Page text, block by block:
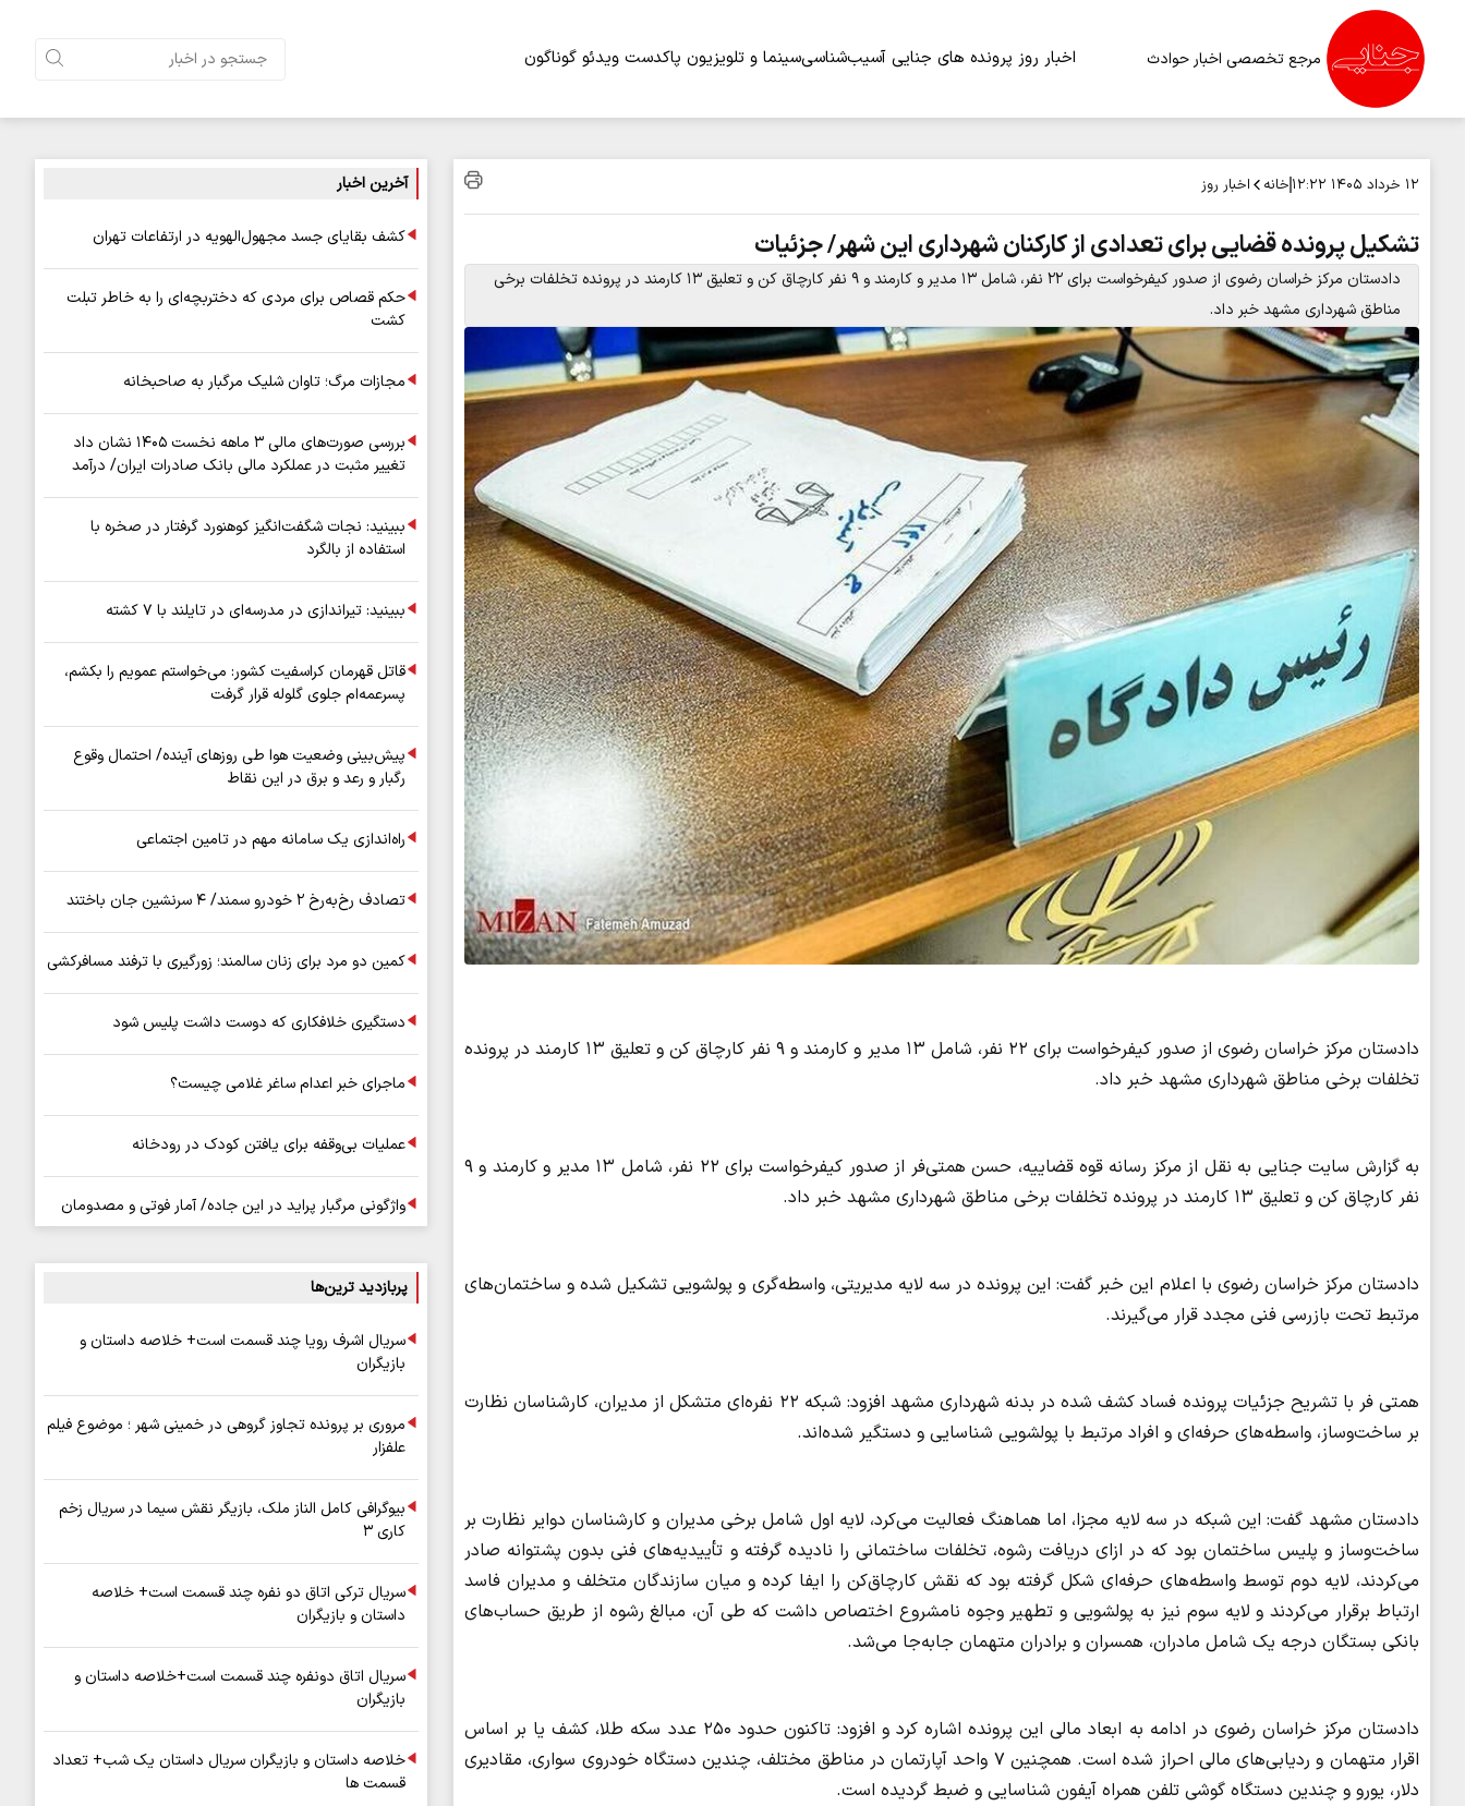
مرجع تخصصی اخبار حوادث اخبار روز پرونده های جنایی آسیب‌شناسیسینما و تلویزیون پاکدست ویدئو گوناگون
۱۲ خرداد ۱۴۰۵ ۱۲:۲۲ خانه اخبار روز
تشکیل پرونده قضایی برای تعدادی از کارکنان شهرداری این شهر/ جزئیات
دادستان مرکز خراسان رضوی از صدور کیفرخواست برای ۲۲ نفر، شامل ۱۳ مدیر و کارمند و ۹ نفر کارچاق کن و تعلیق ۱۳ کارمند در پرونده تخلفات برخی
مناطق شهرداری مشهد خبر داد.
دادستان مرکز خراسان رضوی از صدور کیفرخواست برای ۲۲ نفر، شامل ۱۳ مدیر و کارمند و ۹ نفر کارچاق کن و تعلیق ۱۳ کارمند در پرونده
تخلفات برخی مناطق شهرداری مشهد خبر داد.
به گزارش سایت جنایی به نقل از مرکز رسانه قوه قضاییه، حسن همتی‌فر از صدور کیفرخواست برای ۲۲ نفر، شامل ۱۳ مدیر و کارمند و ۹
نفر کارچاق کن و تعلیق ۱۳ کارمند در پرونده تخلفات برخی مناطق شهرداری مشهد خبر داد.
دادستان مرکز خراسان رضوی با اعلام این خبر گفت: این پرونده در سه لایه مدیریتی، واسطه‌گری و پولشویی تشکیل شده و ساختمان‌های
مرتبط تحت بازرسی فنی مجدد قرار می‌گیرند.
همتی فر با تشریح جزئیات پرونده فساد کشف شده در بدنه شهرداری مشهد افزود: شبکه ۲۲ نفره‌ای متشکل از مدیران، کارشناسان نظارت
بر ساخت‌وساز، واسطه‌های حرفه‌ای و افراد مرتبط با پولشویی شناسایی و دستگیر شده‌اند.
دادستان مشهد گفت: این شبکه در سه لایه مجزا، اما هماهنگ فعالیت می‌کرد، لایه اول شامل برخی مدیران و کارشناسان دوایر نظارت بر
ساخت‌وساز و پلیس ساختمان بود که در ازای دریافت رشوه، تخلفات ساختمانی را نادیده گرفته و تأییدیه‌های فنی بدون پشتوانه صادر
می‌کردند، لایه دوم توسط واسطه‌های حرفه‌ای شکل گرفته بود که نقش کارچاق‌کن را ایفا کرده و میان سازندگان متخلف و مدیران فاسد
ارتباط برقرار می‌کردند و لایه سوم نیز به پولشویی و تطهیر وجوه نامشروع اختصاص داشت که طی آن، مبالغ رشوه از طریق حساب‌های
بانکی بستگان درجه یک شامل مادران، همسران و برادران متهمان جابه‌جا می‌شد.
دادستان مرکز خراسان رضوی در ادامه به ابعاد مالی این پرونده اشاره کرد و افزود: تاکنون حدود ۲۵۰ عدد سکه طلا، کشف یا بر اساس
اقرار متهمان و ردیابی‌های مالی احراز شده است. همچنین ۷ واحد آپارتمان در مناطق مختلف، چندین دستگاه خودروی سواری، مقادیری
دلار، یورو و چندین دستگاه گوشی تلفن همراه آیفون شناسایی و ضبط گردیده است.
آخرین اخبار
کشف بقایای جسد مجهول‌الهویه در ارتفاعات تهران
حکم قصاص برای مردی که دختربچه‌ای را به خاطر تبلت
کشت
مجازات مرگ؛ تاوان شلیک مرگبار به صاحبخانه
بررسی صورت‌های مالی ۳ ماهه نخست ۱۴۰۵ نشان داد
تغییر مثبت در عملکرد مالی بانک صادرات ایران/ درآمد
ببینید: نجات شگفت‌انگیز کوهنورد گرفتار در صخره با
استفاده از بالگرد
ببینید: تیراندازی در مدرسه‌ای در تایلند با ۷ کشته
قاتل قهرمان کراسفیت کشور: می‌خواستم عمویم را بکشم،
پسرعمه‌ام جلوی گلوله قرار گرفت
پیش‌بینی وضعیت هوا طی روزهای آینده/ احتمال وقوع
رگبار و رعد و برق در این نقاط
راه‌اندازی یک سامانه مهم در تامین اجتماعی
تصادف رخ‌به‌رخ ۲ خودرو سمند/ ۴ سرنشین جان باختند
کمین دو مرد برای زنان سالمند؛ زورگیری با ترفند مسافرکشی
دستگیری خلافکاری که دوست داشت پلیس شود
ماجرای خبر اعدام ساغر غلامی چیست؟
عملیات بی‌وقفه برای یافتن کودک در رودخانه
واژگونی مرگبار پراید در این جاده/ آمار فوتی و مصدومان
پربازدید ترین‌ها
سریال اشرف رویا چند قسمت است+ خلاصه داستان و
بازیگران
مروری بر پرونده تجاوز گروهی در خمینی شهر ؛ موضوع فیلم
علفزار
بیوگرافی کامل الناز ملک، بازیگر نقش سیما در سریال زخم
کاری ۳
سریال ترکی اتاق دو نفره چند قسمت است+ خلاصه
داستان و بازیگران
سریال اتاق دونفره چند قسمت است+خلاصه داستان و
بازیگران
خلاصه داستان و بازیگران سریال داستان یک شب+ تعداد
قسمت ها